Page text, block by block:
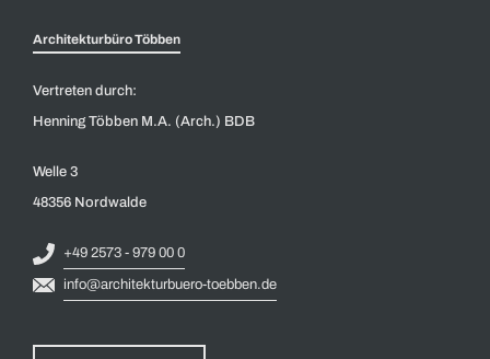
Architekturbüro Többen
Vertreten durch:
Henning Többen M.A. (Arch.) BDB
Welle 3
48356 Nordwalde
+49 2573 - 979 00 0
info@architekturbuero-toebben.de